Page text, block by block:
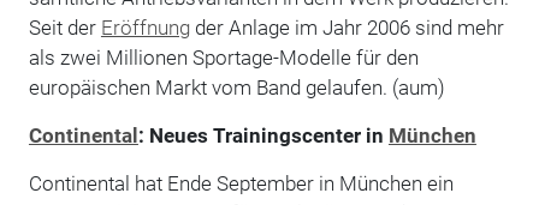
Seit der Eröffnungder Anlage im Jahr 2006 sind mehr
als zwei Millionen Sportage-Modelle für den
europäischen Markt vom Band gelaufen. (aum)
Continental: Neues Trainingscenter in München
Continental hat Ende September in München ein